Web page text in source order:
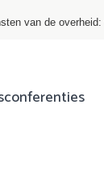
van de overheid: